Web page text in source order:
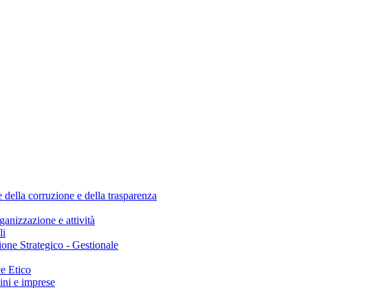
corruzione e della trasparenza
e attività
Strategico - Gestionale
Etico
e imprese